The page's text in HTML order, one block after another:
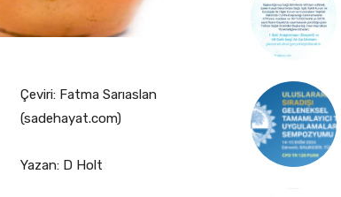
Çeviri: Fatma Sarıaslan
(sadehayat.com)
Yazan: D Holt